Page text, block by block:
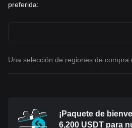
preferida:
Una selección de regiones de compra
¡Paquete de
6,200 USDT para